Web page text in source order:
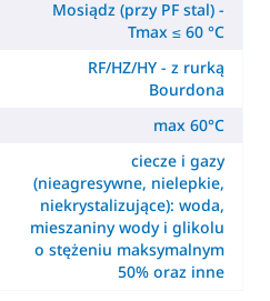
Mosiądz (przy PF stal) -
Tmax ≤ 60 °C
RF/HZ/HY - z rurką
Bourdona
max 60°C
ciecze i gazy
(nieagresywne, nielepkie,
niekrystalizujące): woda,
mieszaniny wody i glikolu
o stężeniu maksymalnym
50% oraz inne